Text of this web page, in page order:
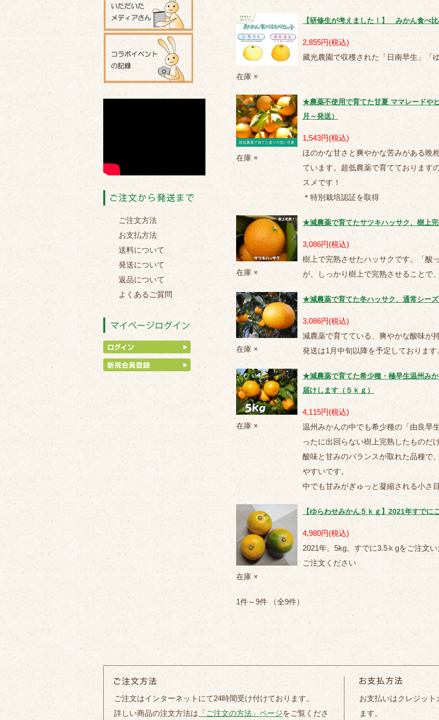
ご注文方法
お支払方法
送料について
発送について
返品について
よくあるご質問
在庫 ×
【研修生が考えました！】 みかん食べ
2,855円(税込)
藏光農園で収穫された「日南早生」「
在庫 ×
★農薬不使用で育てた甘夏 ママレードや
月～発送）
1,543円(税込)
ほのかな甘さと爽やかな苦みがある晩
ています。超低農薬で育てております
スメです！
＊特別栽培認証を取得
在庫 ×
★減農薬で育てたサツキハッサク、樹上
3,086円(税込)
樹上で完熟させたハッサクです。「酸
が、しっかり樹上で完熟させることで
在庫 ×
★減農薬で育てた冬ハッサク、通常シー
3,086円(税込)
減農薬で育てている、爽やかな酸味が
発送は1月中旬以降を予定しておりま
在庫 ×
★減農薬で育てた希少種・極早生温州み
届けします（５ｋｇ）
4,115円(税込)
温州みかんの中でも希少種の「由良早
ったに出回らない樹上完熟したものだ
酸味と甘みのバランスが取れた品種で
やすいです。
中でも甘みがぎゅっと凝縮される小さ
在庫 ×
【ゆらわせみかん５ｋｇ】2021年すでに
4,980円(税込)
2021年。5kg。すでに3.5ｋgをご注文
ご注文ください
1件～9件 （全9件）
ご注文はインターネットにて24時間受け付けております。
詳しい商品の注文方法は 「ご注文の方法」ページをご覧くださ
お支払いはクレジッ
ます。